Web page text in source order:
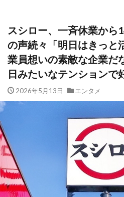
スシロー、一斉休業から
の声続々「明日はきっと
業員想いの素敵な企業だ
日みたいなテンションで
2026年5月13日 エンタメ